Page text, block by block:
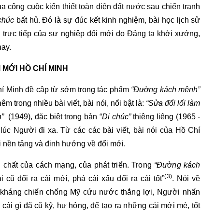
công cuộc kiến thiết toàn diện đất nước sau chiến tranh
bất hủ. Đó là sự đúc kết kinh nghiệm, bài học lịch sử
tiếp của sự nghiệp đổi mới do Đảng ta khởi xướng,
HỒ CHÍ MINH
Minh đề cập từ sớm trong tác phẩm “Đường kách mệnh”
trong nhiều bài viết, bài nói, nổi bật là: “Sửa đổi lối làm
(1949), đặc biệt trong bản “Di chúc”thiêng liêng (1965 -
Người đi xa. Từ các các bài viết, bài nói của Hồ Chí
nền tảng và định hướng về đổi mới.
của cách mạng, của phát triển. Trong “Đường kách
cũ đổi ra cái mới, phá cái xấu đổi ra cái tốt”(3). Nói về
chiến chống Mỹ cứu nước thắng lợi, Người nhấn
gì đã cũ kỹ, hư hỏng, để tạo ra những cái mới mẻ, tốt